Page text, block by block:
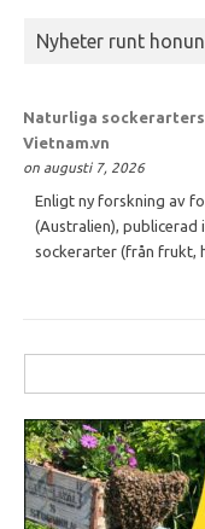
Nyheter runt
Naturliga
Vietnam.vn
on augusti 7, 2026
Enligt ny forskning av
(Australien), publicerad
sockerarter (från frukt,
efter: